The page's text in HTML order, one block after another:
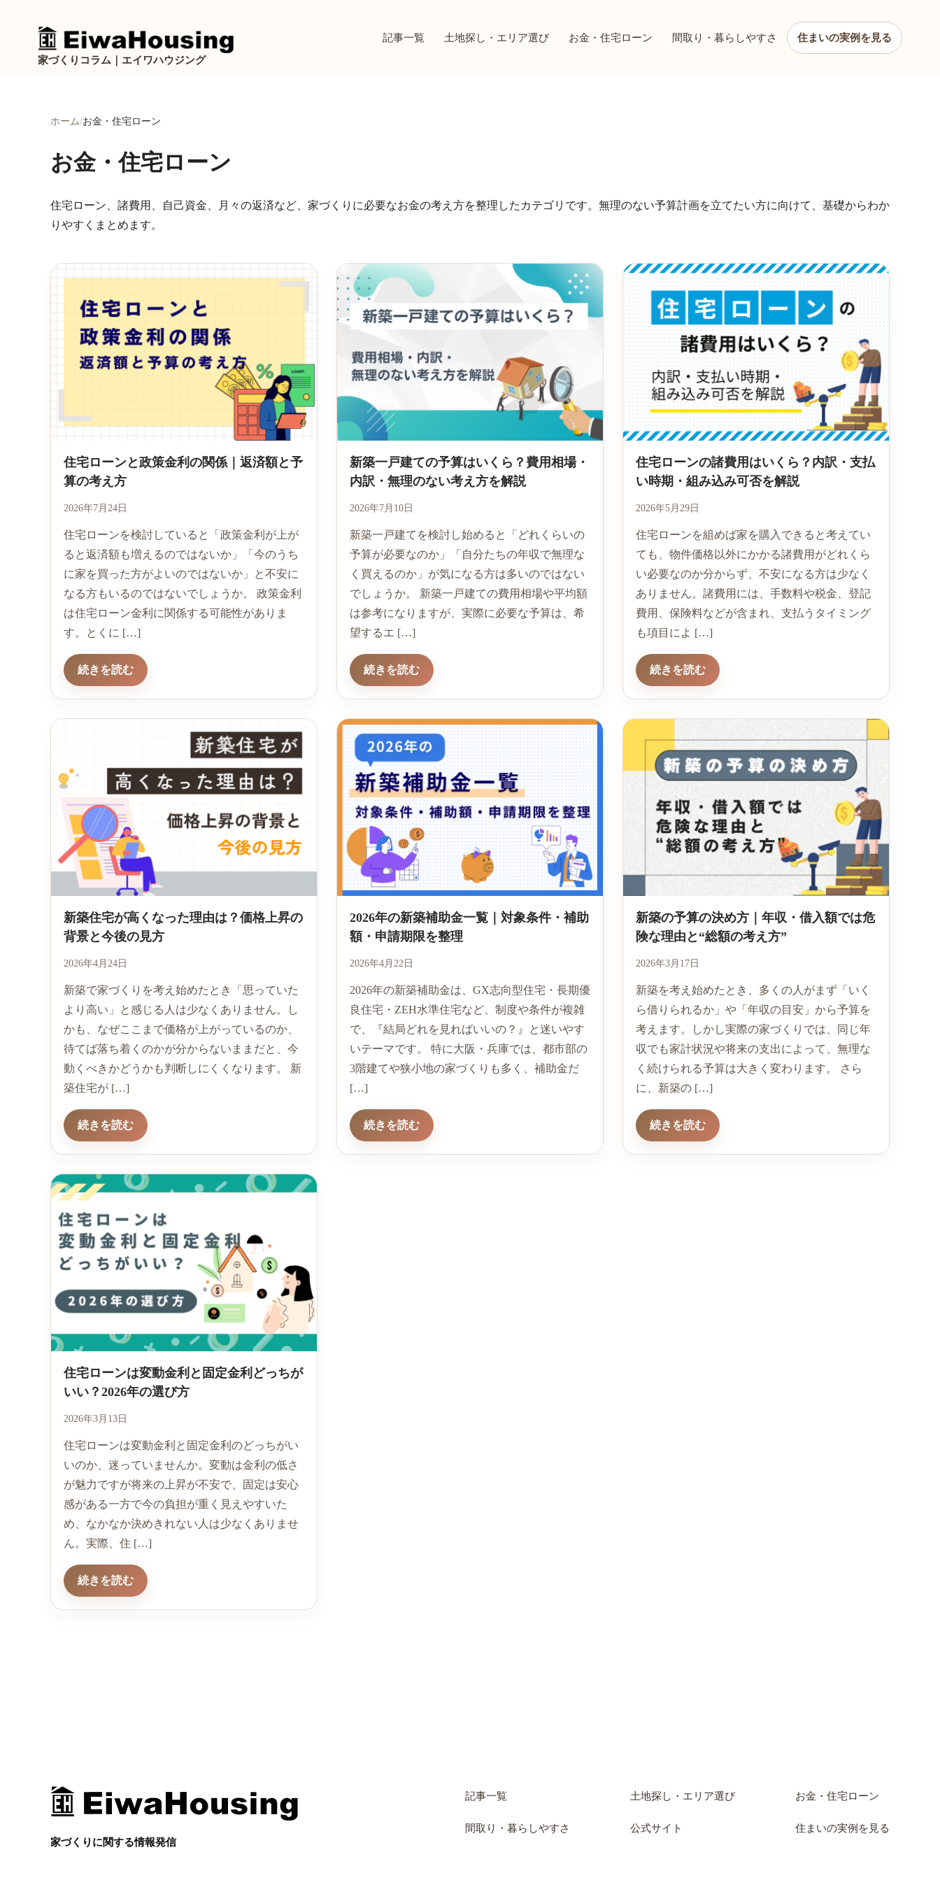
家づくりコラム｜エイワハウジング
記事一覧 土地探し・エリア選び お金・住宅ローン 間取り・暮らしやすさ 住まいの実例を見る
ホーム お金・住宅ローン
お金・住宅ローン
住宅ローン、諸費用、自己資金、月々の返済など、家づくりに必要なお金の考え方を整理したカテゴリです。無理のない予算計画を立てたい方に向けて、基礎からわか
りやすくまとめます。
住宅ローンと政策金利の関係｜返済額と予
算の考え方
2026年7月24日
住宅ローンを検討していると「政策金利が上が
ると返済額も増えるのではないか」「今のうち
に家を買った方がよいのではないか」と不安に
なる方もいるのではないでしょうか。 政策金利
は住宅ローン金利に関係する可能性がありま
す。とくに […]
続きを読む
新築一戸建ての予算はいくら？費用相場・
内訳・無理のない考え方を解説
2026年7月10日
新築一戸建てを検討し始めると「どれくらいの
予算が必要なのか」「自分たちの年収で無理な
く買えるのか」が気になる方は多いのではない
でしょうか。 新築一戸建ての費用相場や平均額
は参考になりますが、実際に必要な予算は、希
望するエ […]
続きを読む
住宅ローンの諸費用はいくら？内訳・支払
い時期・組み込み可否を解説
2026年5月29日
住宅ローンを組めば家を購入できると考えてい
ても、物件価格以外にかかる諸費用がどれくら
い必要なのか分からず、不安になる方は少なく
ありません。諸費用には、手数料や税金、登記
費用、保険料などが含まれ、支払うタイミング
も項目によ […]
続きを読む
新築住宅が高くなった理由は？価格上昇の
背景と今後の見方
2026年4月24日
新築で家づくりを考え始めたとき「思っていた
より高い」と感じる人は少なくありません。し
かも、なぜここまで価格が上がっているのか、
待てば落ち着くのかが分からないままだと、今
動くべきかどうかも判断しにくくなります。 新
築住宅が […]
続きを読む
2026年の新築補助金一覧｜対象条件・補助
額・申請期限を整理
2026年4月22日
2026年の新築補助金は、GX志向型住宅・長期優
良住宅・ZEH水準住宅など、制度や条件が複雑
で、『結局どれを見ればいいの？』と迷いやす
いテーマです。 特に大阪・兵庫では、都市部の
3階建てや狭小地の家づくりも多く、補助金だ
[…]
続きを読む
新築の予算の決め方｜年収・借入額では危
険な理由と“総額の考え方”
2026年3月17日
新築を考え始めたとき、多くの人がまず「いく
ら借りられるか」や「年収の目安」から予算を
考えます。しかし実際の家づくりでは、同じ年
収でも家計状況や将来の支出によって、無理な
く続けられる予算は大きく変わります。 さら
に、新築の […]
続きを読む
住宅ローンは変動金利と固定金利どっちが
いい？2026年の選び方
2026年3月13日
住宅ローンは変動金利と固定金利のどっちがい
いのか、迷っていませんか。変動は金利の低さ
が魅力ですが将来の上昇が不安で、固定は安心
感がある一方で今の負担が重く見えやすいた
め、なかなか決めきれない人は少なくありませ
ん。実際、住 […]
続きを読む
家づくりに関する情報発信
記事一覧 土地探し・エリア選び お金・住宅ローン
間取り・暮らしやすさ 公式サイト 住まいの実例を見る